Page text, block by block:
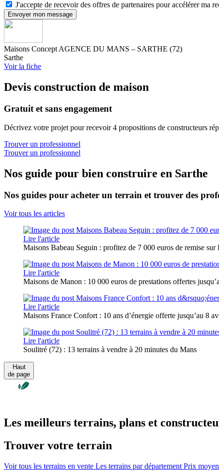
J'accepte de recevoir des offres de partenaires pour accélérer ma
Envoyer mon message
Maisons Concept AGENCE DU MANS – SARTHE (72)
Sarthe
Voir la fiche
Devis construction de maison
Gratuit et sans engagement
Décrivez votre projet pour recevoir 4 propositions de constructeurs
Trouver un professionnel
Trouver un professionnel
Nos guide pour bien construire en Sarthe
Nos guides pour acheter un terrain et trouver des
Voir tous les articles
Lire l'article
Maisons Babeau Seguin : profitez de 7 000 euros de remise
Lire l'article
Maisons de Manon : 10 000 euros de prestations offertes
Lire l'article
Maisons France Confort : 10 ans d’énergie offerte jusqu’au 8
Lire l'article
Soulitré (72) : 13 terrains à vendre à 20 minutes du Mans
Haut
de page
Les meilleurs terrains, plans et
Trouver votre terrain
Voir tous les terrains en vente Les terrains par département Prix